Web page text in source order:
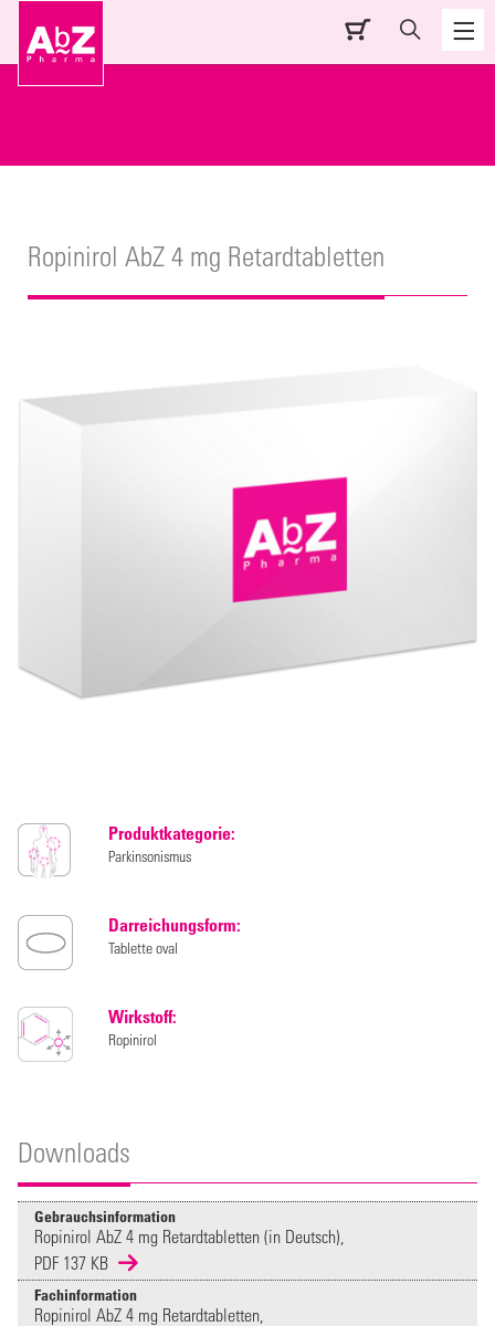
Ropinirol AbZ 4 mg Retardtabletten
Produktkategorie:
Parkinsonismus
Darreichungsform:
Tablette oval
Wirkstoff:
Ropinirol
Downloads
Gebrauchsinformation
Ropinirol AbZ 4 mg Retardtabletten (in Deutsch),
PDF 137 KB
Fachinformation
Ropinirol AbZ 4 mg Retardtabletten,